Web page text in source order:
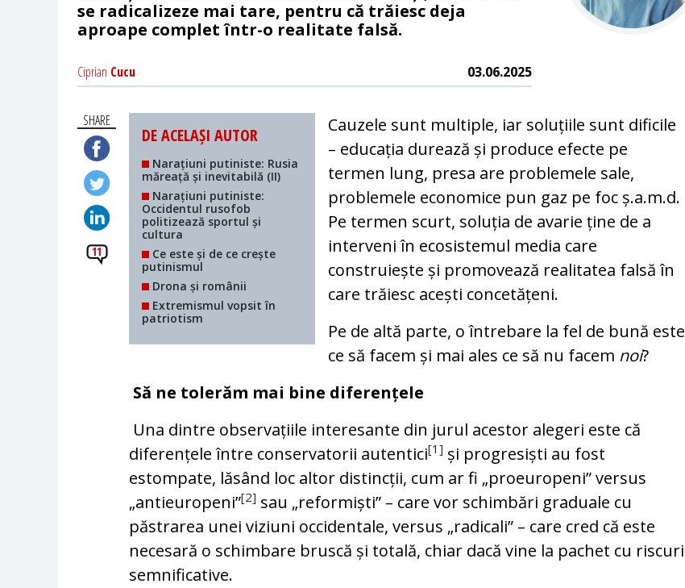
se radicalizeze mai tare, pentru că trăiesc deja
aproape complet într-o realitate falsă.
Ciprian Cucu 03.06.2025
SHARE
11
DE ACELAȘI AUTOR
Narațiuni putiniste: Rusia
măreață și inevitabilă (II)
Narațiuni putiniste:
Occidentul rusofob
politizează sportul și
cultura
Ce este și de ce crește
putinismul
Drona și românii
Extremismul vopsit în
patriotism
Cauzele sunt multiple, iar soluțiile sunt dificile
– educația durează și produce efecte pe
termen lung, presa are problemele sale,
problemele economice pun gaz pe foc ș.a.m.d.
Pe termen scurt, soluția de avarie ține de a
interveni în ecosistemul media care
construiește și promovează realitatea falsă în
care trăiesc acești concetățeni.
Pe de altă parte, o întrebare la fel de bună este
ce să facem și mai ales ce să nu facem noi?
Să ne tolerăm mai bine diferențele
Una dintre observațiile interesante din jurul acestor alegeri este că
diferențele între conservatorii autentici[1] și progresiști au fost
estompate, lăsând loc altor distincții, cum ar fi „proeuropeni” versus
„antieuropeni”[2] sau „reformiști” – care vor schimbări graduale cu
păstrarea unei viziuni occidentale, versus „radicali” – care cred că este
necesară o schimbare bruscă și totală, chiar dacă vine la pachet cu riscuri
semnificative.